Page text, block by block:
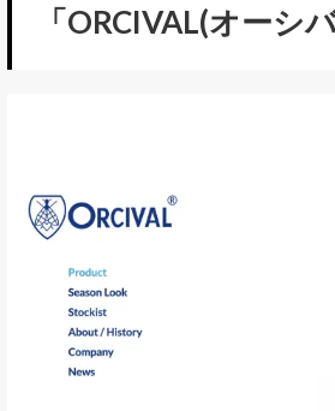
「ORCIVAL(オーシ